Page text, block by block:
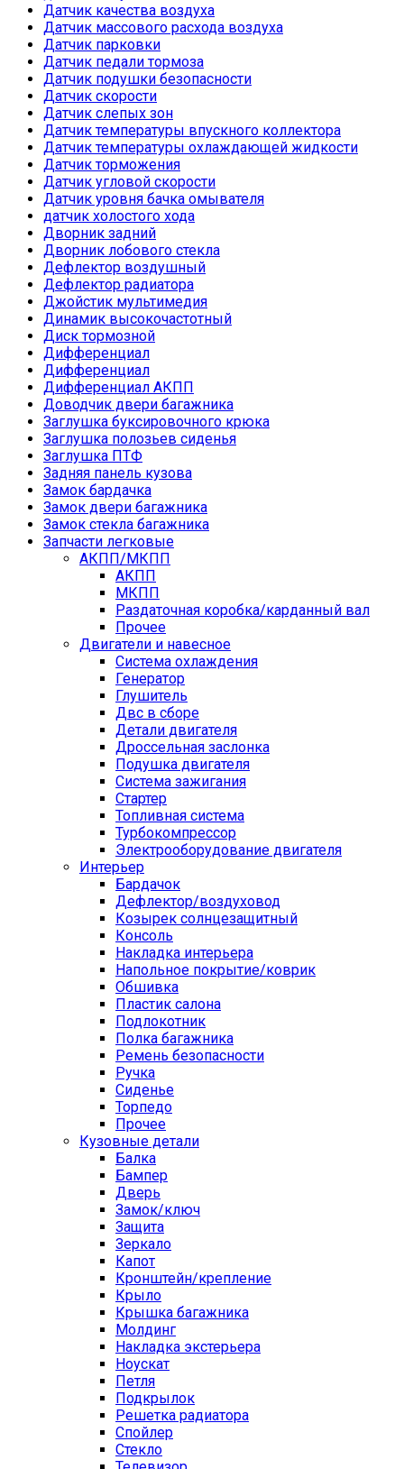
Датчик качества воздуха
Датчик массового расхода воздуха
Датчик парковки
Датчик педали тормоза
Датчик подушки безопасности
Датчик скорости
Датчик слепых зон
Датчик температуры впускного коллектора
Датчик температуры охлаждающей жидкости
Датчик торможения
Датчик угловой скорости
Датчик уровня бачка омывателя
датчик холостого хода
Дворник задний
Дворник лобового стекла
Дефлектор воздушный
Дефлектор радиатора
Джойстик мультимедия
Динамик высокочастотный
Диск тормозной
Дифференциал
Дифференциал
Дифференциал АКПП
Доводчик двери багажника
Заглушка буксировочного крюка
Заглушка полозьев сиденья
Заглушка ПТФ
Задняя панель кузова
Замок бардачка
Замок двери багажника
Замок стекла багажника
Запчасти легковые
АКПП/МКПП
АКПП
МКПП
Раздаточная коробка/карданный вал
Прочее
Двигатели и навесное
Cистема охлаждения
Генератор
Глушитель
Двс в сборе
Детали двигателя
Дроссельная заслонка
Подушка двигателя
Система зажигания
Стартер
Топливная система
Турбокомпрессор
Электрооборудование двигателя
Интерьер
Бардачок
Дефлектор/воздуховод
Козырек солнцезащитный
Консоль
Накладка интерьера
Напольное покрытие/коврик
Обшивка
Пластик салона
Подлокотник
Полка багажника
Ремень безопасности
Ручка
Сиденье
Торпедо
Прочее
Кузовные детали
Балка
Бампер
Дверь
Замок/ключ
Защита
Зеркало
Капот
Кронштейн/крепление
Крыло
Крышка багажника
Молдинг
Накладка экстерьера
Ноускат
Петля
Подкрылок
Решетка радиатора
Спойлер
Стекло